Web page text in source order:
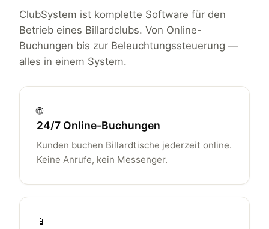
ClubSystem ist komplette Software für den
Betrieb eines Billardclubs. Von Online-
Buchungen bis zur Beleuchtungssteuerung —
alles in einem System.
🌐
24/7 Online-Buchungen
Kunden buchen Billardtische jederzeit online.
Keine Anrufe, kein Messenger.
📱